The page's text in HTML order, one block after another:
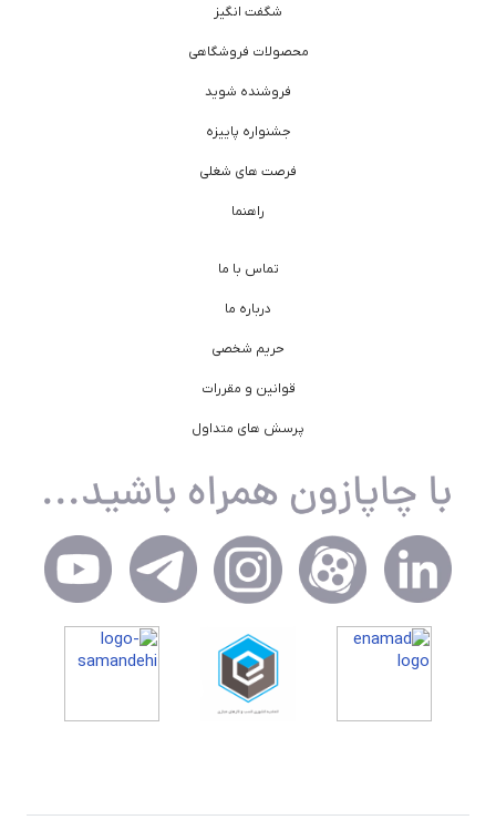
شگفت انگیز
محصولات فروشگاهی
فروشنده شوید
جشنواره پاییزه
فرصت های شغلی
راهنما
تماس با ما
درباره ما
حریم شخصی
قوانین و مقررات
پرسش های متداول